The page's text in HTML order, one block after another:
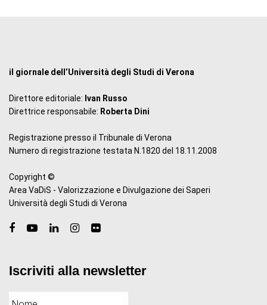
il giornale dell’Università degli Studi di Verona
Direttore editoriale: Ivan Russo
Direttrice responsabile: Roberta Dini
Registrazione presso il Tribunale di Verona
Numero di registrazione testata N.1820 del 18.11.2008
Copyright ©
Area VaDiS - Valorizzazione e Divulgazione dei Saperi
Università degli Studi di Verona
Iscriviti alla newsletter